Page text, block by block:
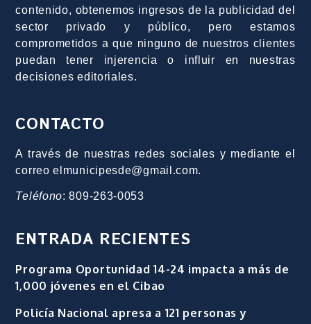
contenido, obtenemos ingresos de la publicidad del
sector privado y público, pero estamos
comprometidos a que ninguno de nuestros clientes
puedan tener injerencia o influir en nuestras
decisiones editoriales.
CONTACTO
A través de nuestras redes sociales y mediante el
correo elmunicipesde@gmail.com.
Teléfono: 809-263-0053
ENTRADA RECIENTES
Programa Oportunidad 14-24 impacta a más de
1,000 jóvenes en el Cibao
Policía Nacional apresa a 121 personas y